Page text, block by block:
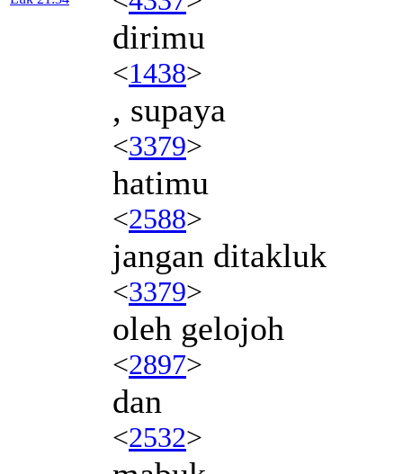
dirimu
<1438>
, supaya
<3379>
hatimu
<2588>
jangan ditakluk
<3379>
oleh gelojoh
<2897>
dan
<2532>